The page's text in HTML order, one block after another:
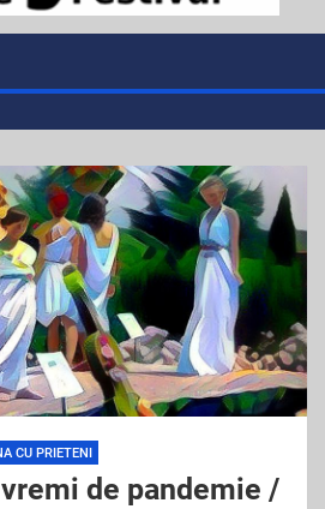
CU PRIETENI
de pandemie /